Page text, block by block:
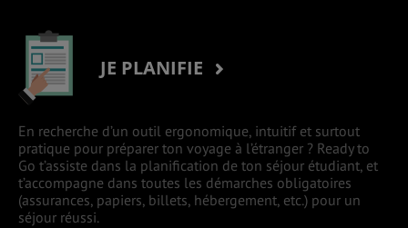
JE PLANIFIE
En recherche d’un outil ergonomique, intuitif et surtout
pratique pour préparer ton voyage à l’étranger ? Ready to
Go t’assiste dans la planification de ton séjour étudiant, et
t’accompagne dans toutes les démarches obligatoires
(assurances, papiers, billets, hébergement, etc.) pour un
séjour réussi.